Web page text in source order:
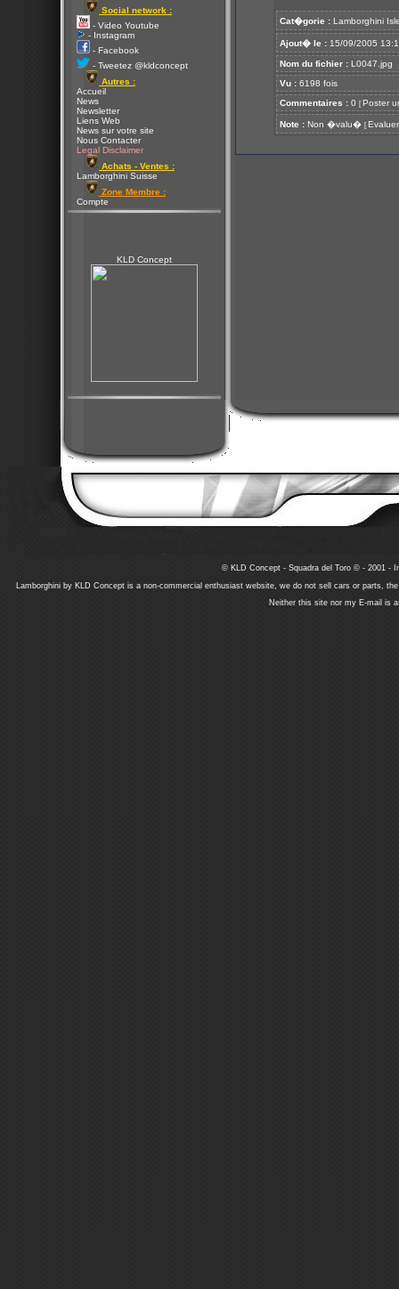
Social network :
- Video Youtube
- Instagram
- Facebook
- Tweetez @kldconcept
Autres :
Accueil
News
Newsletter
Liens Web
News sur votre site
Nous Contacter
Legal Disclaimer
Achats - Ventes :
Lamborghini Suisse
Zone Membre :
Compte
KLD Concept
Cat�gorie : Lamborghini
Ajout� le : 15/09/2005
Nom du fichier : L0047.jpg
Vu : 6198 fois
Commentaires : 0 [ Poster
Note : Non �valu� [ Evaluer
© KLD Concept - Squadra del Toro © - 2001 -
Lamborghini by KLD Concept is a non-commercial enthusiast website, we do not sell cars or parts,
Neither this site nor my E-mail is